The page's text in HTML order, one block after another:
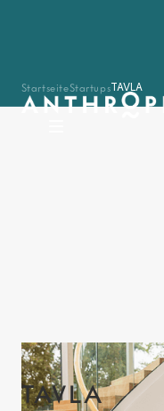
StartseiteStartupsTAVLA
TAVLA